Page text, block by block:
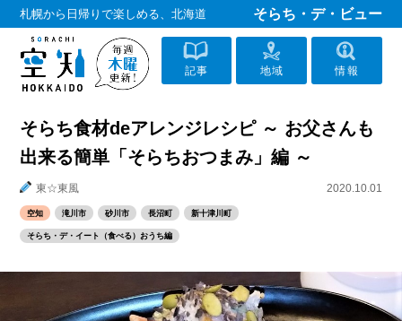
札幌から日帰りで楽しめる、北海道 そらち・デ・ビュー
記事 地域 情報
そらち食材deアレンジレシピ ～ お父さんも
出来る簡単「そらちおつまみ」編 ～
東☆東風 2020.10.01
空知 滝川市 砂川市 長沼町 新十津川町
そらち・デ・イート（食べる）おうち編